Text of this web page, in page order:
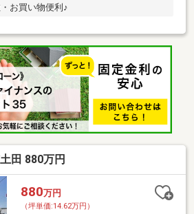
お買い物便利♪
田 880万円
880万円
（坪単価:14.62万円）